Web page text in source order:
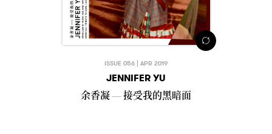
ISSUE 056 | APR 2019
JENNIFER YU
余香凝—接受我的黑暗面